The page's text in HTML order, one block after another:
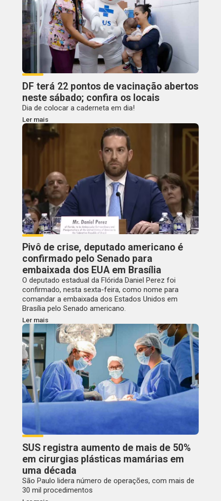
DF terá 22 pontos de vacinação abertos
neste sábado; confira os locais
Dia de colocar a caderneta em dia!
Ler mais
Pivô de crise, deputado americano é
confirmado pelo Senado para
embaixada dos EUA em Brasília
O deputado estadual da Flórida Daniel Perez foi
confirmado, nesta sexta-feira, como nome para
comandar a embaixada dos Estados Unidos em
Brasília pelo Senado americano.
Ler mais
SUS registra aumento de mais de 50%
em cirurgias plásticas mamárias em
uma década
São Paulo lidera número de operações, com mais de
30 mil procedimentos